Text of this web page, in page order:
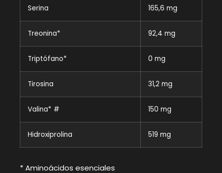
Serina 165,6 mg
Treonina* 92,4 mg
Triptófano* 0 mg
Tirosina 31,2 mg
Valina* # 150 mg
Hidroxiprolina 519 mg
* Aminoácidos esenciales